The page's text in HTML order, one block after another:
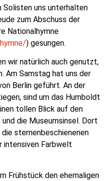
Solisten uns unterhalten
zum Abschuss der
Nationalhymne
) gesungen.
wir natürlich auch genutzt,
Am Samstag hat uns der
Berlin geführt. An der
sind um das Humboldt
tollen Blick auf den
die Museumsinsel. Dort
sternenbeschienenen
intensiven Farbwelt
Frühstück den ehemaligen